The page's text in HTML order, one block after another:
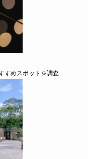
すめスポットを調査